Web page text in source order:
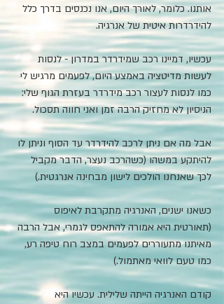
אותנו. כלומר, לאורך היום, אנו נכנסים בדרך כלל
להידרדרות איטית של אנרגיה.
עכשיו, דמיינו רכב שמידרדר במדרון - לנסות
לעשות מדיטציה באמצע היום, לפעמים מרגיש לי
כמו לנסות לעצור רכב מידרדר בעזרת הגוף שלי:
הניסיון לא מחזיק הרבה זמן ואני חווה תסכול.
אבל מה אם ניתן לרכב להידרדר עד הסוף וניתן לו
להיתקע במשהו (כשהרכב נעצר, הדבר מקביל
לכך שאנחנו הולכים לישון מבחינה אנרגטית.)
כשאנו ישנים, האנרגיה מתקרבת לאיפוס
(תאורטית היא אמורה להתאפס לגמרי, אבל הרבה
מאיתנו מתעוררים לפעמים במצב רוח טיפה רע,
כמו טעם לוואי מאתמול.)
קודם האנרגיה הייתה שלילית. עכשיו היא